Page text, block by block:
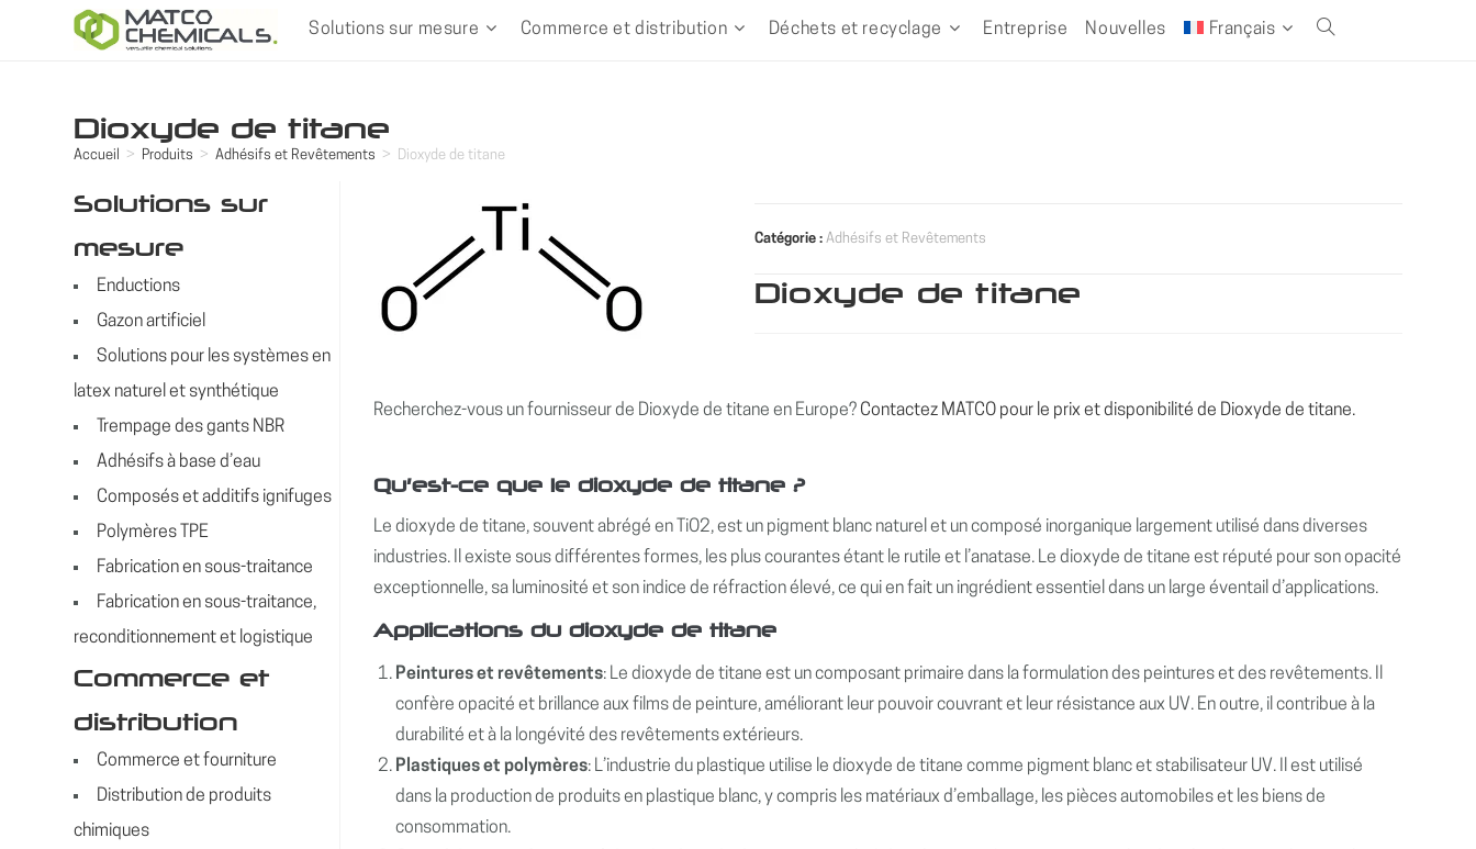
Solutions sur mesure Commerce et distribution Déchets et recyclage Entreprise Nouvelles Français Toggle
Dioxyde de titane
Accueil > Produits > Adhésifs et Revêtements > Dioxyde de titane
Catégorie : Adhésifs et Revêtements
Dioxyde de titane
Recherchez-vous un fournisseur de Dioxyde de titane en Europe? Contactez MATCO pour le prix et disponibilité de Dioxyde de titane.
Qu’est-ce que le dioxyde de titane ?
Le dioxyde de titane, souvent abrégé en TiO2, est un pigment blanc naturel et un composé inorganique largement utilisé dans diverses
industries. Il existe sous différentes formes, les plus courantes étant le rutile et l’anatase. Le dioxyde de titane est réputé pour son opacité
exceptionnelle, sa luminosité et son indice de réfraction élevé, ce qui en fait un ingrédient essentiel dans un large éventail d’applications.
Applications du dioxyde de titane
Peintures et revêtements: Le dioxyde de titane est un composant primaire dans la formulation des peintures et des revêtements. Il
confère opacité et brillance aux films de peinture, améliorant leur pouvoir couvrant et leur résistance aux UV. En outre, il contribue à la
durabilité et à la longévité des revêtements extérieurs.
Plastiques et polymères: L’industrie du plastique utilise le dioxyde de titane comme pigment blanc et stabilisateur UV. Il est utilisé
dans la production de produits en plastique blanc, y compris les matériaux d’emballage, les pièces automobiles et les biens de
consommation.
Solutions sur
mesure
Enductions
Gazon artificiel
Solutions pour les systèmes en
latex naturel et synthétique
Trempage des gants NBR
Adhésifs à base d’eau
Composés et additifs ignifuges
Polymères TPE
Fabrication en sous-traitance
Fabrication en sous-traitance,
reconditionnement et logistique
Commerce et
distribution
Commerce et fourniture
Distribution de produits
chimiques